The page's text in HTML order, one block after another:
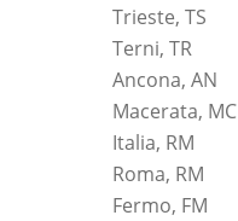
Trieste, TS
Terni, TR
Ancona, AN
Macerata, MC
Italia, RM
Roma, RM
Fermo, FM